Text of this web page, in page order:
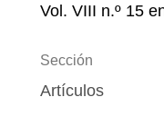
Vol. VIII n.º 15
Sección
Artículos